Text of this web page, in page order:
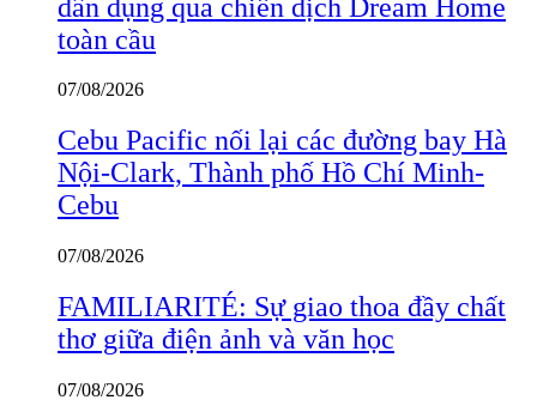
dân dụng qua chiến dịch Dream Home
toàn cầu
07/08/2026
Cebu Pacific nối lại các đường bay Hà
Nội-Clark, Thành phố Hồ Chí Minh-
Cebu
07/08/2026
FAMILIARITÉ: Sự giao thoa đầy chất
thơ giữa điện ảnh và văn học
07/08/2026